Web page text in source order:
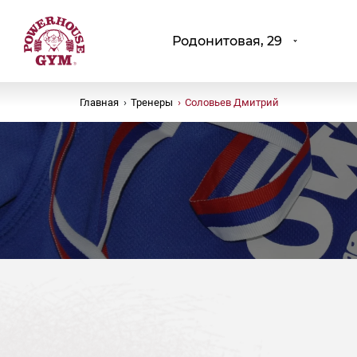
Родонитовая, 29
Главная › Тренеры › Соловьев Дмитрий